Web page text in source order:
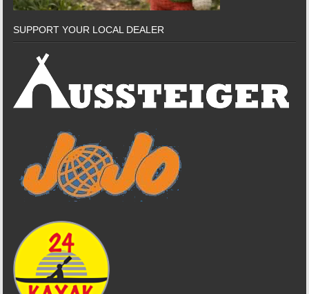
SUPPORT YOUR LOCAL DEALER